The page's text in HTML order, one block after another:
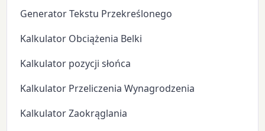
Generator Tekstu Przekreślonego
Kalkulator Obciążenia Belki
Kalkulator pozycji słońca
Kalkulator Przeliczenia Wynagrodzenia
Kalkulator Zaokrąglania